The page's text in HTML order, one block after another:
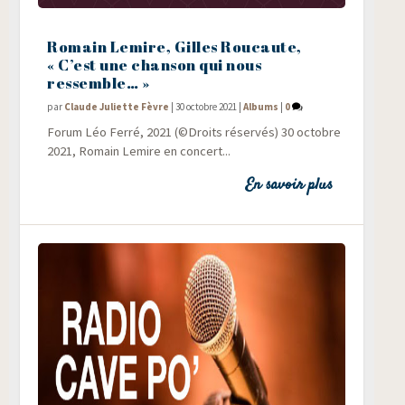
Romain Lemire, Gilles Roucaute,
« C’est une chanson qui nous
ressemble… »
par Claude Juliette Fèvre |30 octobre 2021 |Albums | 0
Forum Léo Fer­ré, 2021 (©Droits réservés) 30 octobre
2021, Romain Lemire en concert...
En savoir plus